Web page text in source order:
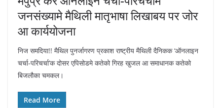
जनसंख्यामे मैथिली मातृभाषा लिखाबय पर जोर
आ कार्ययोजना
निज समदिया!! मैथिल पुनर्जागरण प्रकाश राष्ट्रीय मैथिली दैनिकक ‘ऑनलाइन
चर्चा-परिचर्चा’क दोसर एपिसोडमे कतेको गिरह खुजल आ समाधानक कतेको
बिजलौका चमकल।
Read More